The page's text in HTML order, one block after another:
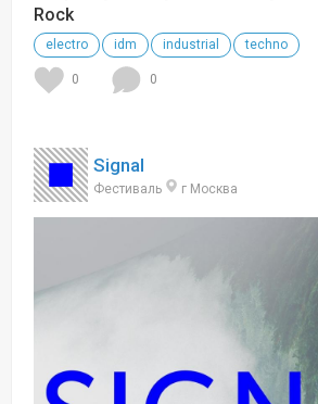
Rock
electro idm industrial techno
0 0
Signal
Фестиваль г Москва